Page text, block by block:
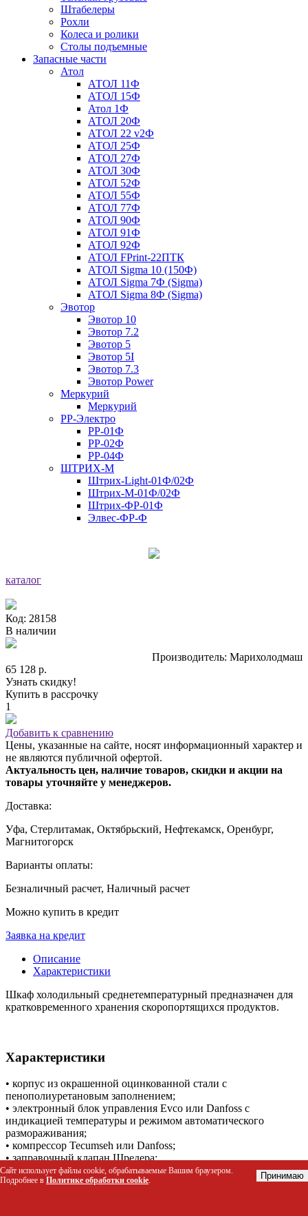
Штабелеры
Рохли
Колеса и ролики
Столы подъемные
Запасные части
Атол
АТОЛ 11Ф
АТОЛ 15Ф
Атол 1Ф
АТОЛ 20Ф
АТОЛ 22 v2Ф
АТОЛ 25Ф
АТОЛ 27Ф
АТОЛ 30Ф
АТОЛ 52Ф
АТОЛ 55Ф
АТОЛ 77Ф
АТОЛ 90Ф
АТОЛ 91Ф
АТОЛ 92Ф
АТОЛ FPrint-22ПТК
АТОЛ Sigma 10 (150Ф)
АТОЛ Sigma 7Ф (Sigma)
АТОЛ Sigma 8Ф (Sigma)
Эвотор
Эвотор 10
Эвотор 7.2
Эвотор 5
Эвотор 5I
Эвотор 7.3
Эвотор Power
Меркурий
Меркурий
РР-Электро
РР-01Ф
РР-02Ф
РР-04Ф
ШТРИХ-М
Штрих-Light-01Ф/02Ф
Штрих-М-01Ф/02Ф
Штрих-ФР-01Ф
Элвес-ФР-Ф
каталог
Код: 28158
В наличии
Производитель: Марихолодмаш
65 128 р.
Узнать скидку!
Купить в рассрочку
1
Добавить к сравнению
Цены, указанные на сайте, носят информационный характер и
не являются публичной офертой.
Актуальность цен, наличие товаров, скидки и акции на
товары уточняйте у менеджеров.
Доставка:
Уфа, Стерлитамак, Октябрьский, Нефтекамск, Оренбург,
Магнитогорск
Варианты оплаты:
Безналичный расчет, Наличный расчет
Можно купить в кредит
Заявка на кредит
Описание
Характеристики
Шкаф холодильный среднетемпературный предназначен для
кратковременного хранения скоропортящихся продуктов.
Характеристики
• корпус из окрашенной оцинкованной стали с
пенополиуретановым заполнением;
• электронный блок управления Evco или Danfoss с
индикацией температуры и режимом автоматического
размораживания;
• компрессор Tecumseh или Danfoss;
• заправочный клапан Шредера;
• автоматическое выпаривание талой воды;
• герметичность внутреннего объема обеспечивается за счет
Сайт использует файлы cookie, обрабатываемые Вашим браузером.
Подробнее в Политике обработки cookie. Принимаю